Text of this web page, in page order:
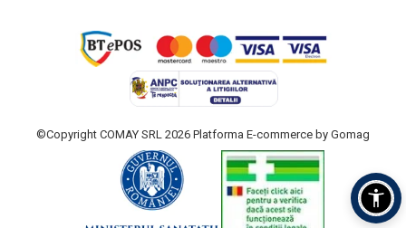
©Copyright COMAY SRL 2026 Platforma E-commerce by Gomag